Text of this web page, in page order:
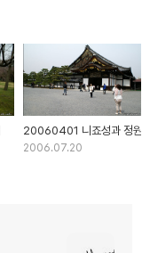
20060401 니죠성과 정원
2006.07.20